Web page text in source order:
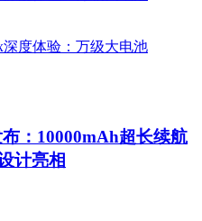
：10000mAh超长续航
计亮相